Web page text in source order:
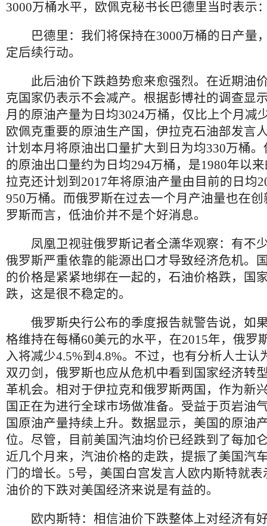
3000万桶水平，欧佩克秘书长巴德里当时表示
巴德里：我们将保持在3000万桶的日产量
定后续行动。
此后油价下跌趋势愈来愈强烈。在近期油
克国家仍表示不会减产。根据彭博社的调查显
月的原油产量为日均3024万桶，仅比上个月减
欧佩克重要的原油生产国，伊拉克石油部发言
计划本月将原油出口量扩大到日为均330万桶
的原油出口量约为日均294万桶，是1980年以
拉克还计划到2017年将原油产量由目前的日均
950万桶。而俄罗斯在过去一个月产油量也在
罗斯而言，低油价并不是个好消息。
凤凰卫视驻俄罗斯记者仝潇华观察：有不
俄罗斯严重依靠的能源出口才导致经济危机。
的价格是紧紧地绑在一起的，石油价格跌，国
跌，这是很不稳定的。
俄罗斯央行公布的季度报告就警告说，如
格维持在每桶60美元的水平，在2015年，俄罗
入将减少4.5%到4.8%。不过，也有分析人士认
双刃剑，俄罗斯也应从危机中看到国家经济转
革机会。相对于伊拉克和俄罗斯两国，作为
国正在为进行全球市场做准备。受益于页岩油
国原油产量持续上升。数据显示，美国的原油
位。尽管，目前美国汽油均价已经跌到了每加
近几个月来，汽油价格的走跌，提振了美国汽
门的增长。5号，美国白宫发言人欧内斯特就
油价的下跌对美国经济来说是有益的。
欧内斯特：相信油价下跌整体上对经济有